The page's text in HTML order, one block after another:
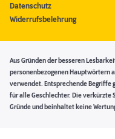
Datenschutz
Widerrufsbelehrung
Aus Gründen der besseren
personenbezogenen Hauptwörtern
verwendet. Entsprechende Begriffe
für alle Geschlechter. Die
Gründe und beinhaltet keine